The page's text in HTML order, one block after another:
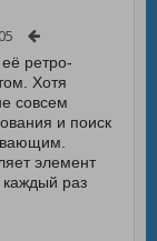
ретро-
Хотя
совсем
и поиск
элемент
каждый раз